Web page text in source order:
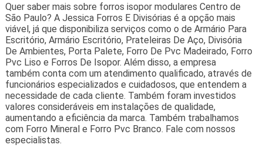
Quer saber mais sobre forros isopor modulares Centro de
São Paulo? A Jessica Forros E Divisórias é a opção mais
viável, já que disponibiliza serviços como o de Armário Para
Escritório, Armário Escritório, Prateleiras De Aço, Divisória
De Ambientes, Porta Palete, Forro De Pvc Madeirado, Forro
Pvc Liso e Forros De Isopor. Além disso, a empresa
também conta com um atendimento qualificado, através de
funcionários especializados e cuidadosos, que entendem a
necessidade de cada cliente. Também foram investidos
valores consideráveis em instalações de qualidade,
aumentando a eficiência da marca. Também trabalhamos
com Forro Mineral e Forro Pvc Branco. Fale com nossos
especialistas.